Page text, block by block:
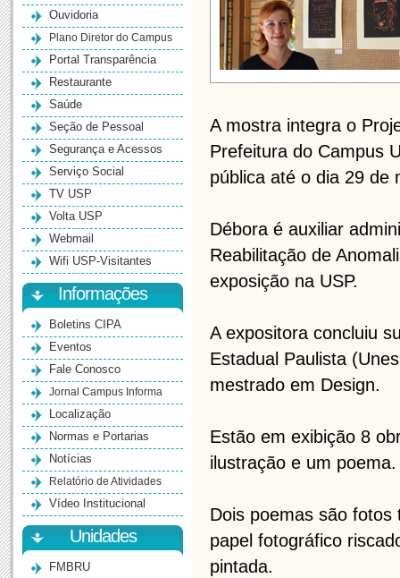
Ouvidoria
Plano Diretor do Campus
Portal Transparência
Restaurante
Saúde
Seção de Pessoal
Segurança e Acessos
Serviço Social
TV USP
Volta USP
Webmail
Wifi USP-Visitantes
Informações
Boletins CIPA
Eventos
Fale Conosco
Jornal Campus Informa
Localização
Normas e Portarias
Notícias
Relatório de Atividades
Vídeo Institucional
Unidades
FMBRU
A mostra integra o
Prefeitura do Campus
pública até o dia 29 de
Débora é auxiliar
Reabilitação de
exposição na USP.
A expositora concluiu
Estadual Paulista
mestrado em Design.
Estão em exibição 8
ilustração e um poema.
Dois poemas são
papel fotográfico
pintada.